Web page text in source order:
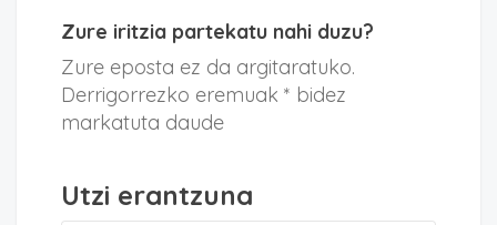
Zure iritzia partekatu nahi duzu?
Zure eposta ez da argitaratuko.
Derrigorrezko eremuak * bidez
markatuta daude
Utzi erantzuna